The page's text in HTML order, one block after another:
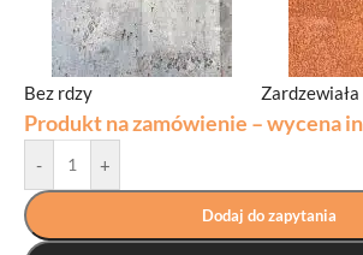
Bez rdzy Zardzewiała
Produkt na zamówienie – wycena
- +
Dodaj do zapytania